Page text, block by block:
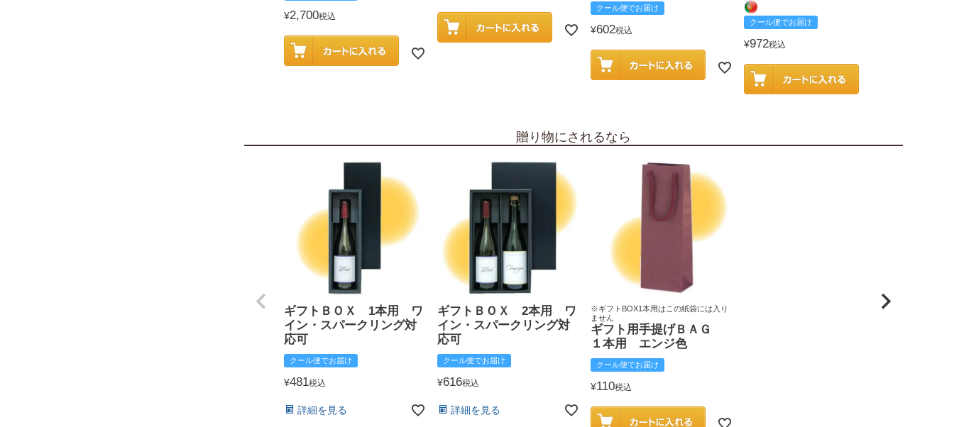
¥2,700税込
クール便でお届け
¥602税込
クール便でお届け
¥972税込
贈り物にされるなら
ギフトＢＯＸ 1本用 ワ
イン・スパークリング対
応可
クール便でお届け
¥481税込
詳細を見る
ギフトＢＯＸ 2本用 ワ
イン・スパークリング対
応可
クール便でお届け
¥616税込
詳細を見る
※ギフトBOX1本用はこの紙袋には入り
ません
ギフト用手提げＢＡＧ
１本用 エンジ色
クール便でお届け
¥110税込